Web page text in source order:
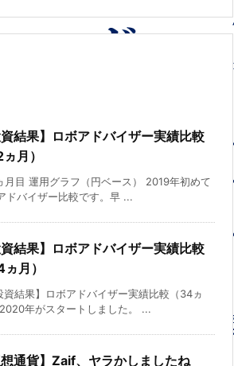
資結果】ロボアドバイザー実績比較
ヵ月）
月目 運用グラフ（円ベース） 2019年初めて
ドバイザー比較です。早 ...
資結果】ロボアドバイザー実績比較
ヵ月）
資結果】ロボアドバイザー実績比較（34ヵ
年がスタートしました。 ...
想通貨】Zaif、ヤラかしましたね